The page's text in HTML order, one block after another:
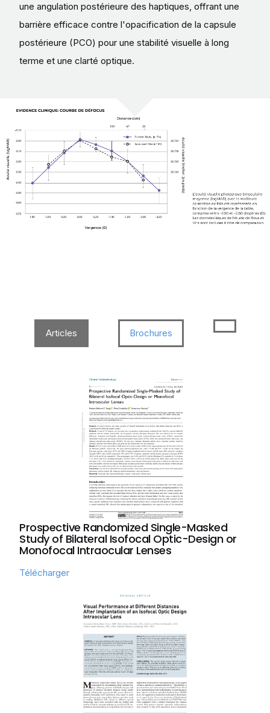
une angulation postérieure des haptiques, offrant une
barrière efficace contre l'opacification de la capsule
postérieure (PCO) pour une stabilité visuelle à long
terme et une clarté optique.
Articles Brochures
Prospective Randomized Single-Masked
Study of Bilateral Isofocal Optic-Design or
Monofocal Intraocular Lenses
Télécharger